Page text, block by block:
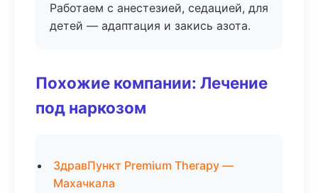
Работаем с анестезией, седацией, для
детей — адаптация и закись азота.
Похожие компании: Лечение
под наркозом
ЗдравПункт Premium Therapy —
Махачкала